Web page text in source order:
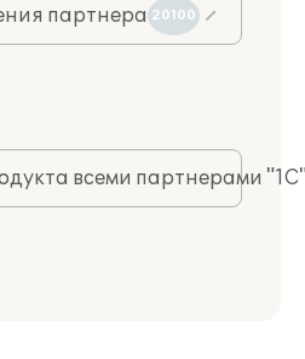
партнера 20100
всеми партнерами